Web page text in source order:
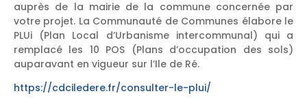
auprès de la mairie de la commune concernée par
votre projet. La Communauté de Communes élabore le
PLUi (Plan Local d’Urbanisme intercommunal) qui a
remplacé les 10 POS (Plans d’occupation des sols)
auparavant en vigueur sur l’Ile de Ré.
https://cdciledere.fr/consulter-le-plui/